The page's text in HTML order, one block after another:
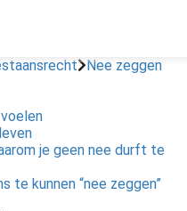
Nee zeggen
je geen nee durft te
te kunnen “nee zeggen”